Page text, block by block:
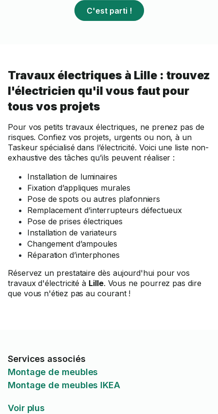
C'est parti !
Travaux électriques à Lille : trouvez
l'électricien qu'il vous faut pour
tous vos projets
Pour vos petits travaux électriques, ne prenez pas de
risques. Confiez vos projets, urgents ou non, à un
Taskeur spécialisé dans l’électricité. Voici une liste non-
exhaustive des tâches qu’ils peuvent réaliser :
Installation de luminaires
Fixation d’appliques murales
Pose de spots ou autres plafonniers
Remplacement d’interrupteurs défectueux
Pose de prises électriques
Installation de variateurs
Changement d’ampoules
Réparation d’interphones
Réservez un prestataire dès aujourd'hui pour vos
travaux d'électricité à Lille. Vous ne pourrez pas dire
que vous n'étiez pas au courant !
Services associés
Montage de meubles
Montage de meubles IKEA
Voir plus